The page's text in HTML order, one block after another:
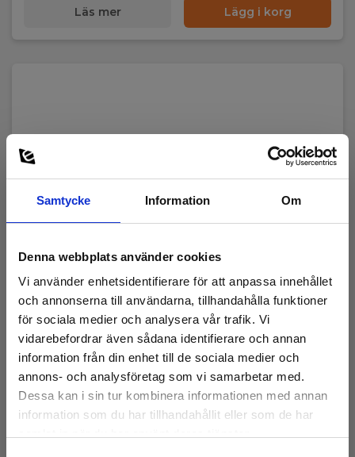
Samtycke Information Om
Denna webbplats använder cookies
Vi använder enhetsidentifierare för att anpassa innehållet
och annonserna till användarna, tillhandahålla funktioner
för sociala medier och analysera vår trafik. Vi
vidarebefordrar även sådana identifierare och annan
information från din enhet till de sociala medier och
annons- och analysföretag som vi samarbetar med.
Dessa kan i sin tur kombinera informationen med annan
information som du har tillhandahållit eller som de har
Läs mer Lägg i korg
VoltStick® Stick Wide